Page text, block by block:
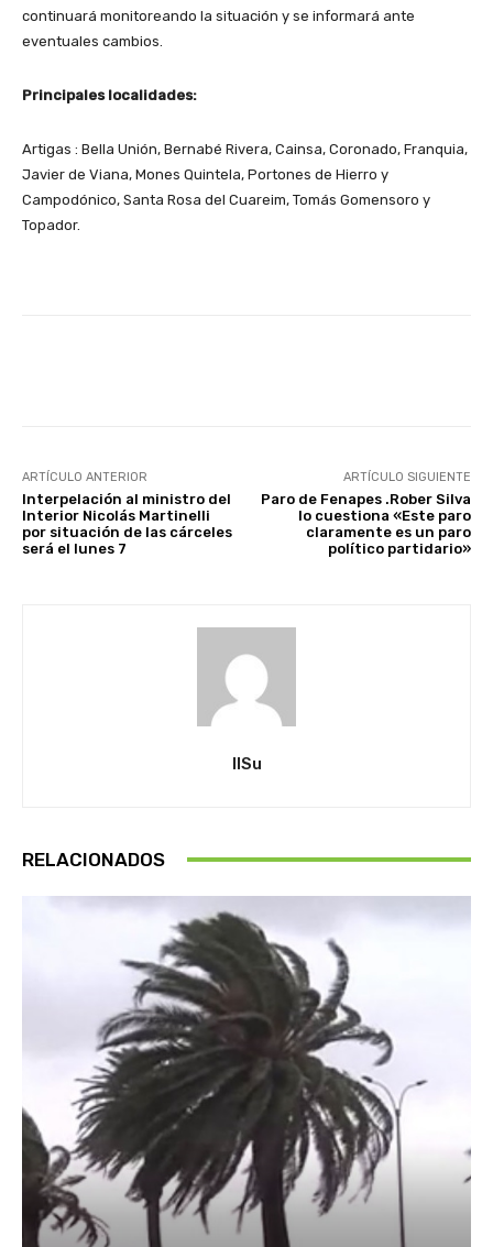
continuará monitoreando la situación y se informará ante
eventuales cambios.
Principales localidades:
Artigas : Bella Unión, Bernabé Rivera, Cainsa, Coronado, Franquia,
Javier de Viana, Mones Quintela, Portones de Hierro y
Campodónico, Santa Rosa del Cuareim, Tomás Gomensoro y
Topador.
ARTÍCULO ANTERIOR
Interpelación al ministro del
Interior Nicolás Martinelli
por situación de las cárceles
será el lunes 7
ARTÍCULO SIGUIENTE
Paro de Fenapes .Rober Silva
lo cuestiona «Este paro
claramente es un paro
político partidario»
IlSu
RELACIONADOS